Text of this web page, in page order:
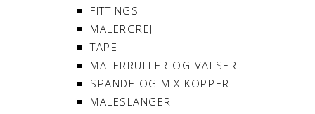
FITTINGS
MALERGREJ
TAPE
MALERRULLER OG VALSER
SPANDE OG MIX KOPPER
MALESLANGER